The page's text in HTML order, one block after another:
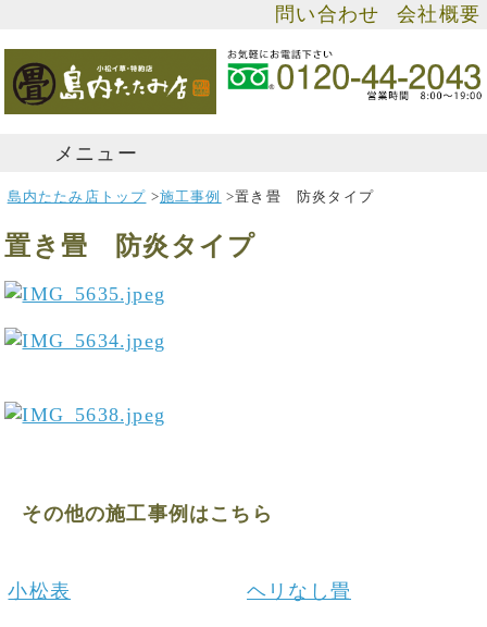
問い合わせ 会社概要
メニュー
島内たたみ店トップ >施工事例 >置き畳 防炎タイプ
置き畳 防炎タイプ
その他の施工事例はこちら
小松表 ヘリなし畳